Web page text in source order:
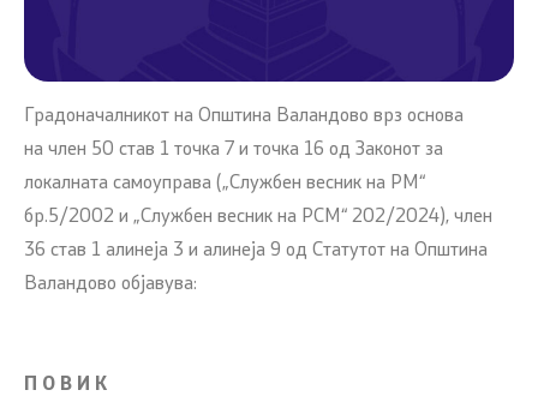
Градоначалникот на Општина Валандово врз основа
на член 50 став 1 точка 7 и точка 16 од Законот за
локалната самоуправа („Службен весник на РМ“
бр.5/2002 и „Службен весник на РСМ“ 202/2024), член
36 став 1 алинеја 3 и алинеја 9 од Статутот на Општина
Валандово објавува:
П О В И К